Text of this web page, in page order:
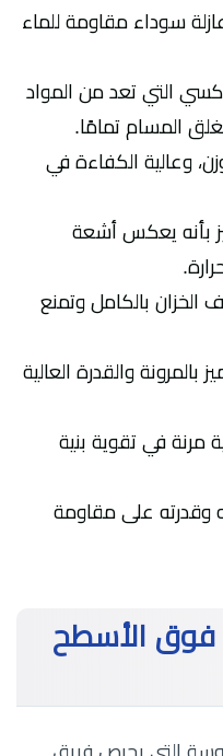
سوداء مقاومة للماء
التي تعد من المواد
المسام تمامًا.
وعالية الكفاءة في
بأنه يعكس أشعة
الخزان بالكامل وتمنع
بالمرونة والقدرة العالية
مرنة في تقوية بنية
وقدرته على مقاومة
فوق الأسطح
التي يحرص فريق